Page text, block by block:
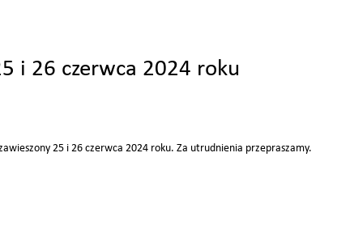
i 26 czerwca 2024 roku
25 i 26 czerwca 2024 roku. Za utrudnienia przepraszamy.